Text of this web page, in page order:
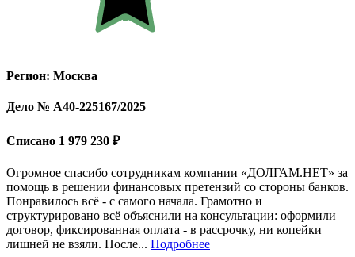
Регион: Москва
Дело № А40-225167/2025
Списано 1 979 230 ₽
Огромное спасибо сотрудникам компании «ДОЛГАМ.НЕТ» за
помощь в решении финансовых претензий со стороны банков.
Понравилось всё - с самого начала. Грамотно и
структурировано всё объяснили на консультации: оформили
договор, фиксированная оплата - в рассрочку, ни копейки
лишней не взяли. После... Подробнее